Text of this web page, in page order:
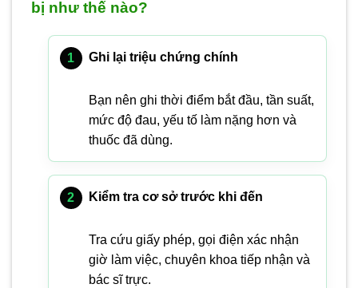
bị như thế nào?
Ghi lại triệu chứng chính
Bạn nên ghi thời điểm bắt đầu, tần suất,
mức độ đau, yếu tố làm nặng hơn và
thuốc đã dùng.
Kiểm tra cơ sở trước khi đến
Tra cứu giấy phép, gọi điện xác nhận
giờ làm việc, chuyên khoa tiếp nhận và
bác sĩ trực.